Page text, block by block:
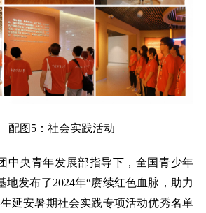
配图5：社会实践活动
中央青年发展部指导下，全国青少年
地发布了2024年“赓续红色血脉，助力
延安暑期社会实践专项活动优秀名单